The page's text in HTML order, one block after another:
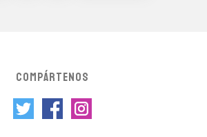
COMPÁRTENOS